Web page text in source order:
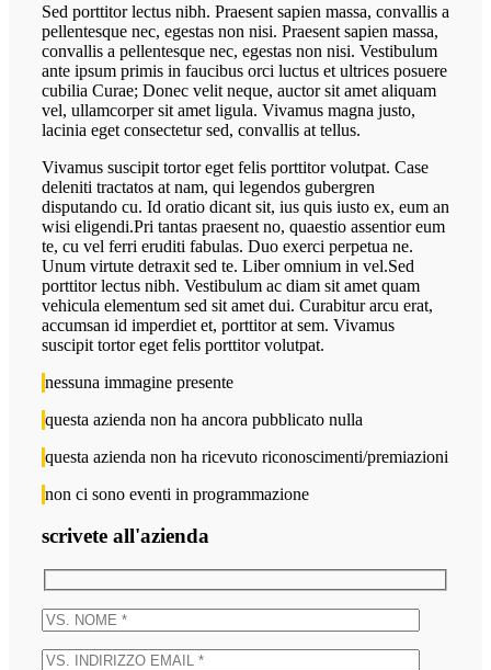
Sed porttitor lectus nibh. Praesent sapien massa, convallis a
pellentesque nec, egestas non nisi. Praesent sapien massa,
convallis a pellentesque nec, egestas non nisi. Vestibulum
ante ipsum primis in faucibus orci luctus et ultrices posuere
cubilia Curae; Donec velit neque, auctor sit amet aliquam
vel, ullamcorper sit amet ligula. Vivamus magna justo,
lacinia eget consectetur sed, convallis at tellus.
Vivamus suscipit tortor eget felis porttitor volutpat. Case
deleniti tractatos at nam, qui legendos gubergren
disputando cu. Id oratio dicant sit, ius quis iusto ex, eum an
wisi eligendi.Pri tantas praesent no, quaestio assentior eum
te, cu vel ferri eruditi fabulas. Duo exerci perpetua ne.
Unum virtute detraxit sed te. Liber omnium in vel.Sed
porttitor lectus nibh. Vestibulum ac diam sit amet quam
vehicula elementum sed sit amet dui. Curabitur arcu erat,
accumsan id imperdiet et, porttitor at sem. Vivamus
suscipit tortor eget felis porttitor volutpat.
nessuna immagine presente
questa azienda non ha ancora pubblicato nulla
questa azienda non ha ricevuto riconoscimenti/premiazioni
non ci sono eventi in programmazione
scrivete all'azienda